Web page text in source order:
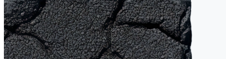
SVGs
Modèles
Vecteurs
Vidéos
Motion graphics
Images Éditoriales